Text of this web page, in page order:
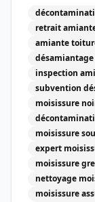
retrait
amiante
inspection
subvention
moisissure
moisissure
expert
moisissure
nettoyage
moisissure